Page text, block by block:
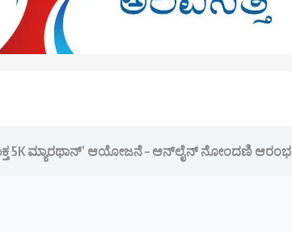
5K ಮ್ಯಾರಥಾನ್’ ಆಯೋಜನೆ – ಆನ್‌ಲೈನ್ ನೋಂದಣಿ ಆರಂಭ